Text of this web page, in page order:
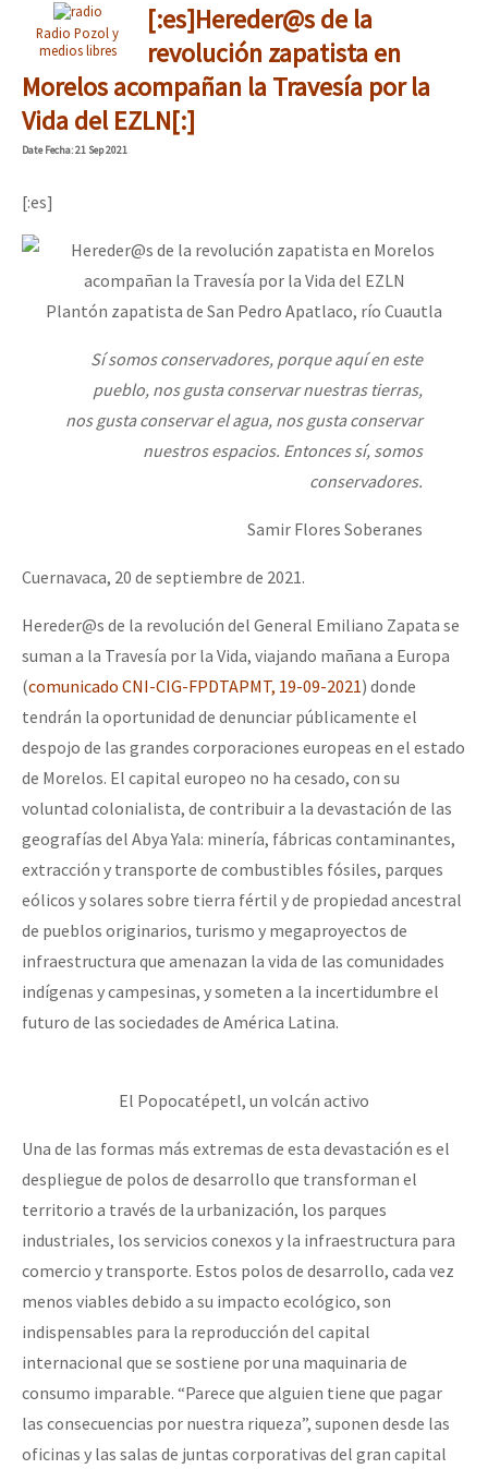
Radio Pozol y
medios libres
[:es]Hereder@s de la
revolución zapatista en
Morelos acompañan la Travesía por la
Vida del EZLN[:]
DateFecha: 21 Sep 2021
[:es]
Plantón zapatista de San Pedro Apatlaco, río Cuautla
Sí somos conservadores, porque aquí en este
pueblo, nos gusta conservar nuestras tierras,
nos gusta conservar el agua, nos gusta conservar
nuestros espacios. Entonces sí, somos
conservadores.
Samir Flores Soberanes
Cuernavaca, 20 de septiembre de 2021.
Hereder@s de la revolución del General Emiliano Zapata se
suman a la Travesía por la Vida, viajando mañana a Europa
(comunicado CNI-CIG-FPDTAPMT, 19-09-2021) donde
tendrán la oportunidad de denunciar públicamente el
despojo de las grandes corporaciones europeas en el estado
de Morelos. El capital europeo no ha cesado, con su
voluntad colonialista, de contribuir a la devastación de las
geografías del Abya Yala: minería, fábricas contaminantes,
extracción y transporte de combustibles fósiles, parques
eólicos y solares sobre tierra fértil y de propiedad ancestral
de pueblos originarios, turismo y megaproyectos de
infraestructura que amenazan la vida de las comunidades
indígenas y campesinas, y someten a la incertidumbre el
futuro de las sociedades de América Latina.
El Popocatépetl, un volcán activo
Una de las formas más extremas de esta devastación es el
despliegue de polos de desarrollo que transforman el
territorio a través de la urbanización, los parques
industriales, los servicios conexos y la infraestructura para
comercio y transporte. Estos polos de desarrollo, cada vez
menos viables debido a su impacto ecológico, son
indispensables para la reproducción del capital
internacional que se sostiene por una maquinaria de
consumo imparable. “Parece que alguien tiene que pagar
las consecuencias por nuestra riqueza”, suponen desde las
oficinas y las salas de juntas corporativas del gran capital